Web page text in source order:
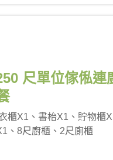
尺單位傢俬連
櫃X1、書枱X1、貯物櫃
、8尺廚櫃、2尺廁櫃